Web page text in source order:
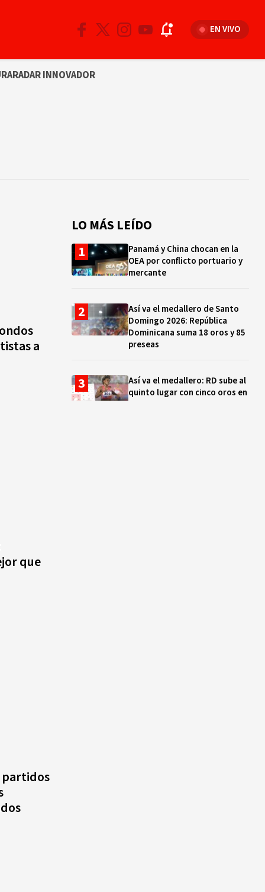
EN VIVO
RADAR INNOVADOR
a
que
partidos
LO MÁS LEÍDO
Panamá y China chocan en la
OEA por conflicto portuario y
mercante
Así va el medallero de Santo
Domingo 2026: República
Dominicana suma 18 oros y 85
preseas
Así va el medallero: RD sube al
quinto lugar con cinco oros en